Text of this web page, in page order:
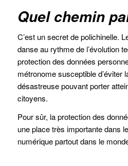
Quel chemin
C’est un secret de polichinelle.
danse au rythme de l’évolution
protection des données
métronome susceptible d’éviter
désastreuse pouvant porter
citoyens.
Pour sûr, la protection des
une place très importante dans
numérique partout dans le